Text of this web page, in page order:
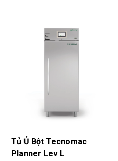
Tủ Ủ Bột Tecnomac
Planner Lev L